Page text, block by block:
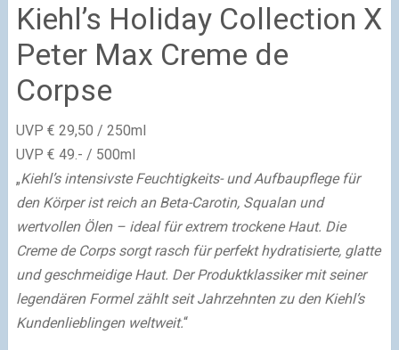
Kiehl’s Holiday Collection X
Peter Max Creme de
Corpse
UVP € 29,50 / 250ml
UVP € 49.- / 500ml
„Kiehl’s intensivste Feuchtigkeits- und Aufbaupflege für
den Körper ist reich an Beta-Carotin, Squalan und
wertvollen Ölen – ideal für extrem trockene Haut. Die
Creme de Corps sorgt rasch für perfekt hydratisierte, glatte
und geschmeidige Haut. Der Produktklassiker mit seiner
legendären Formel zählt seit Jahrzehnten zu den Kiehl’s
Kundenlieblingen weltweit.“